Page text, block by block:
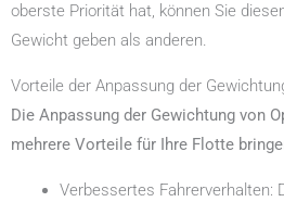
oberste Priorität hat, können Sie
Gewicht geben als anderen.
Vorteile der Anpassung der
Die Anpassung der Gewichtung von
mehrere Vorteile für Ihre Flotte
Verbessertes Fahrerverhalten: